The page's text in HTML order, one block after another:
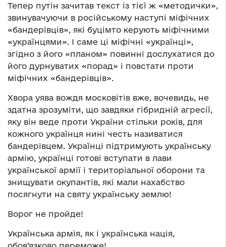
Тепер путін зачитав текст із тієї ж «методички»,
звинувачуючи в російському наступі міфічних
«бандерівців», які буцімто керують міфічними
«українцями». І саме ці міфічні «українці»,
згідно з його «планом» повинні дослухатися до
його дурнуватих «порад» і повстати проти
міфічних «бандерівців».
Хвора уява вождя московітів вже, вочевидь, не
здатна зрозуміти, що завдяки гібридній агресії,
яку він веде проти України стільки років, для
кожного українця нині честь називатися
бандерівцем. Українці підтримують українську
армію, українці готові вступати в лави
української армії і територіальної оборони та
знищувати окупантів, які мали нахабство
посягнути на святу українську землю!
Ворог не пройде!
Українська армія, як і українська нація,